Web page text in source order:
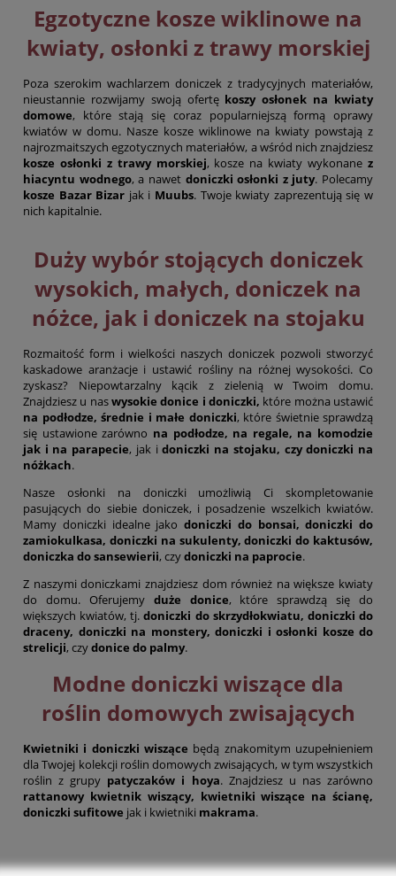
Egzotyczne kosze wiklinowe na
kwiaty, osłonki z trawy morskiej
Poza szerokim wachlarzem doniczek z tradycyjnych materiałów,
nieustannie rozwijamy swoją ofertę koszy osłonek na kwiaty
domowe, które stają się coraz popularniejszą formą oprawy
kwiatów w domu. Nasze kosze wiklinowe na kwiaty powstają z
najrozmaitszych egzotycznych materiałów, a wśród nich znajdziesz
kosze osłonki z trawy morskiej, kosze na kwiaty wykonanez
hiacyntu wodnego, a nawet doniczki osłonki z juty. Polecamy
kosze Bazar Bizar jak i Muubs. Twoje kwiaty zaprezentują się w
nich kapitalnie.
Duży wybór stojących doniczek
wysokich, małych, doniczek na
nóżce, jak i doniczek na stojaku
Rozmaitość form i wielkości naszych doniczek pozwoli stworzyć
kaskadowe aranżacje i ustawić rośliny na różnej wysokości. Co
zyskasz? Niepowtarzalny kącik z zielenią w Twoim domu.
Znajdziesz u naswysokie donice i doniczki, które można ustawić
na podłodze, średnie i małe doniczki, które świetnie sprawdzą
się ustawione zarówno na podłodze, na regale, na komodzie
jak i na parapecie, jak idoniczki na stojaku, czy doniczki na
nóżkach.
Nasze osłonki na doniczki umożliwią Ci skompletowanie
pasujących do siebie doniczek, i posadzenie wszelkich kwiatów.
Mamy doniczki idealne jako doniczki do bonsai, doniczki do
zamiokulkasa, doniczki na sukulenty, doniczki do kaktusów,
doniczka do sansewierii, czydoniczki na paprocie.
Z naszymi doniczkami znajdziesz dom również na większe kwiaty
do domu. Oferujemy duże donice, które sprawdzą się do
większych kwiatów, tj.doniczki do skrzydłokwiatu, doniczki do
draceny, doniczki na monstery, doniczki i osłonki kosze do
strelicji, czydonice do palmy.
Modne doniczki wiszące dla
roślin domowych zwisających
Kwietniki i doniczki wiszące będą znakomitym uzupełnieniem
dla Twojej kolekcji roślin domowych zwisających, w tym wszystkich
roślin z grupy patyczaków i hoya. Znajdziesz u nas zarówno
rattanowy kwietnik wiszący, kwietniki wiszące na ścianę,
doniczki sufitowe jak i kwietniki makrama.